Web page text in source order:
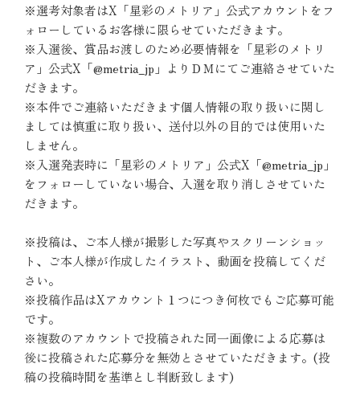
※選考対象者はX「星彩のメトリア」公式アカウントをフ
ォローしているお客様に限らせていただきます。
※入選後、賞品お渡しのため必要情報を「星彩のメトリ
ア」公式X「@metria_jp」よりＤＭにてご連絡させていた
だきます。
※本件でご連絡いただきます個人情報の取り扱いに関し
ましては慎重に取り扱い、送付以外の目的では使用いた
しません。
※入選発表時に「星彩のメトリア」公式X「@metria_jp」
をフォローしていない場合、入選を取り消しさせていた
だきます。
※投稿は、ご本人様が撮影した写真やスクリーンショッ
ト、ご本人様が作成したイラスト、動画を投稿してくだ
さい。
※投稿作品はXアカウント１つにつき何枚でもご応募可能
です。
※複数のアカウントで投稿された同一画像による応募は
後に投稿された応募分を無効とさせていただきます。(投
稿の投稿時間を基準とし判断致します)